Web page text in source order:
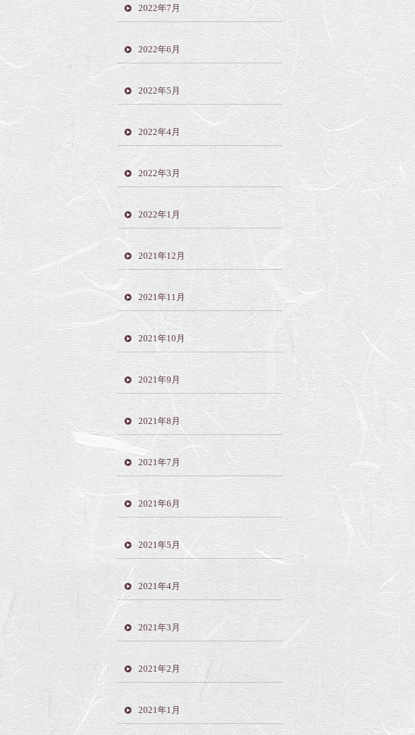
2022年7月
2022年6月
2022年5月
2022年4月
2022年3月
2022年1月
2021年12月
2021年11月
2021年10月
2021年9月
2021年8月
2021年7月
2021年6月
2021年5月
2021年4月
2021年3月
2021年2月
2021年1月